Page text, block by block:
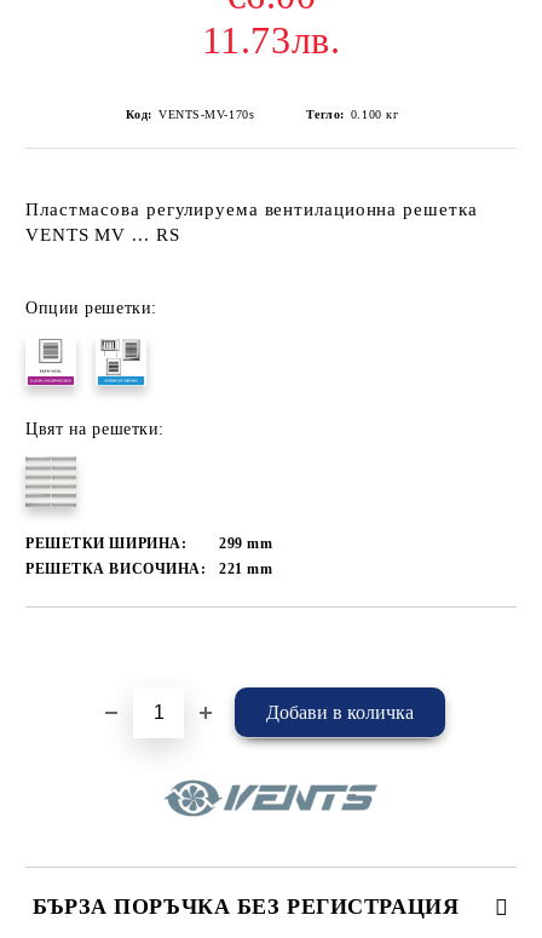
11.73лв.
Код: VENTS-MV-170s Тегло: 0.100 кг
Пластмасова регулируема вентилационна решетка
VENTS MV ... RS
Опции решетки:
Цвят на решетки:
РЕШЕТКИ ШИРИНА: 299mm
РЕШЕТКА ВИСОЧИНА:
221mm
БЪРЗА ПОРЪЧКА БЕЗ РЕГИСТРАЦИЯ